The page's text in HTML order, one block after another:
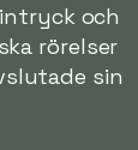
och
rörelser
sin